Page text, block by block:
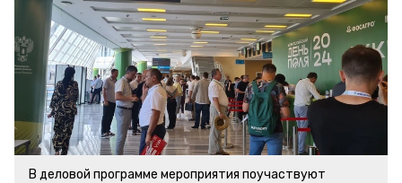
В деловой программе мероприятия поучаствуют